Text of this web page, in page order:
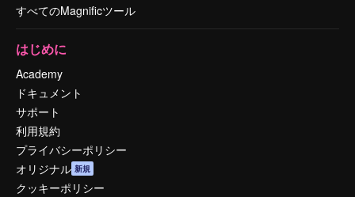
すべてのMagnificツール
はじめに
Academy
ドキュメント
サポート
利用規約
プライバシーポリシー
オリジナル 新規
クッキーポリシー